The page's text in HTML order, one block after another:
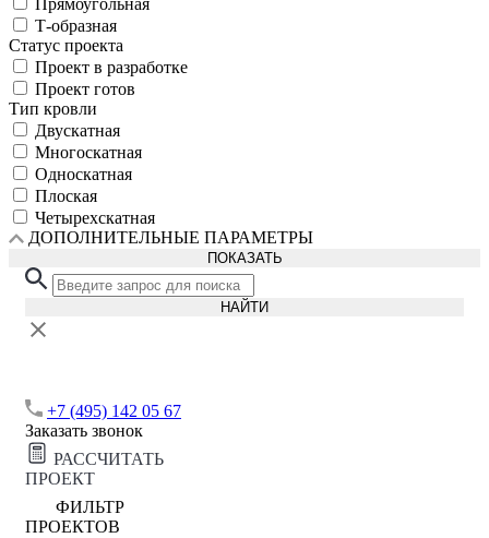
Прямоугольная
Т-образная
Статус проекта
Проект в разработке
Проект готов
Тип кровли
Двускатная
Многоскатная
Односкатная
Плоская
Четырехскатная
ДОПОЛНИТЕЛЬНЫЕ ПАРАМЕТРЫ
ПОКАЗАТЬ
НАЙТИ
+7 (495) 142 05 67
Заказать звонок
РАССЧИТАТЬ
ПРОЕКТ
ФИЛЬТР
ПРОЕКТОВ